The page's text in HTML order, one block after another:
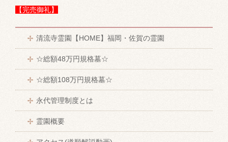
【完売御礼】
清流寺霊園【HOME】福岡・佐賀の霊園
☆総額48万円規格墓☆
☆総額108万円規格墓☆
永代管理制度とは
霊園概要